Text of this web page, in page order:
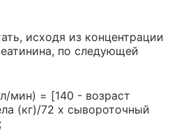
исходя из концентрации
по следующей
мин) = [140 - возраст
(кг)/72 х сывороточный